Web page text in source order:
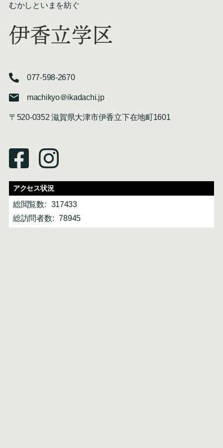
むかしといまを紡ぐ
伊香立学区
077-598-2670
machikyo＠ikadachi.jp
〒520-0352 滋賀県大津市伊香立下在地町1601
アクセス状況
総閲覧数:
317433
総訪問者数:
78945